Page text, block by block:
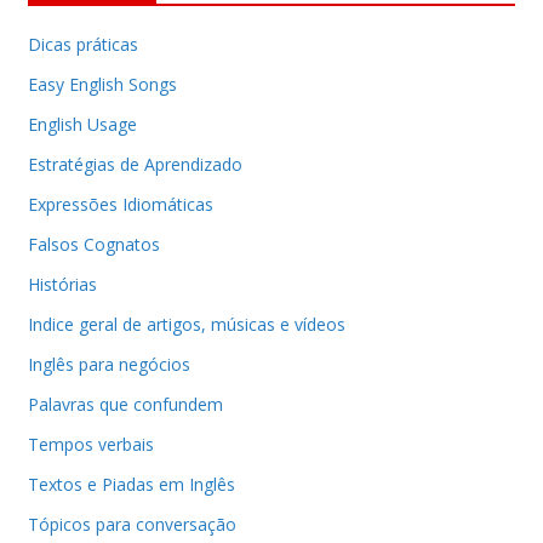
Dicas práticas
Easy English Songs
English Usage
Estratégias de Aprendizado
Expressões Idiomáticas
Falsos Cognatos
Histórias
Indice geral de artigos, músicas e vídeos
Inglês para negócios
Palavras que confundem
Tempos verbais
Textos e Piadas em Inglês
Tópicos para conversação